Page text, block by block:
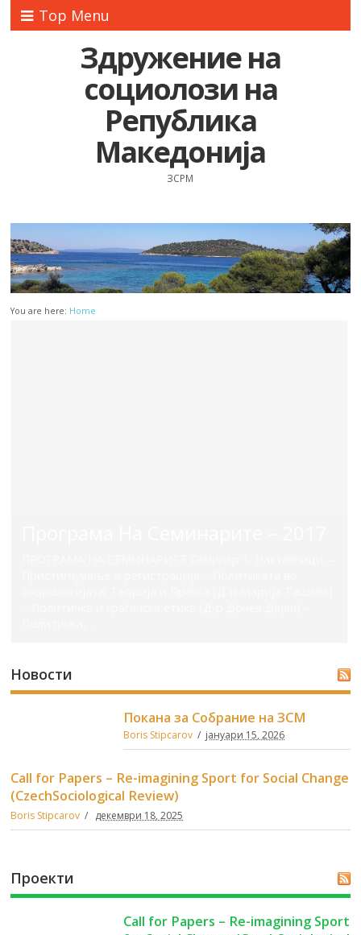
Top Menu
Здружение на
социолози на
Република
Македонија
ЗСРМ
You are here: Home
Новости
Покана за Собрание на ЗСМ
Boris Stipcarov јануари 15, 2026
Call for Papers – Re-imagining Sport for Social Change
(CzechSociological Review)
Boris Stipcarov декември 18, 2025
Проекти
Call for Papers – Re-imagining Sport